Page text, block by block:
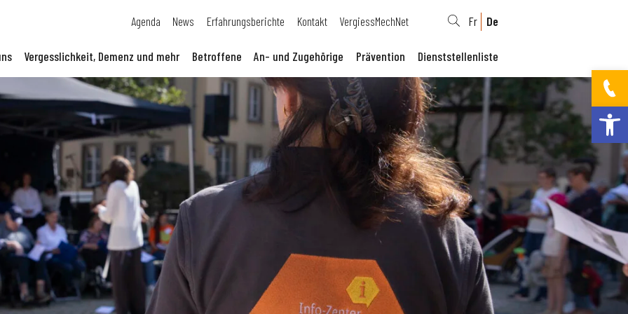
Agenda News Erfahrungsberichte Kontakt VergiessMechNet Fr De
Vergesslichkeit, Demenz und mehr Betroffene An- und Zugehörige Prävention Dienststellenliste